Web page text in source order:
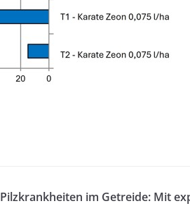
Pilzkrankheiten im Getreide: Mit